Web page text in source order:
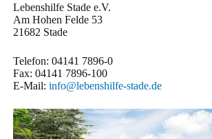
Lebenshilfe Stade e.V.
Am Hohen Felde 53
21682 Stade
Telefon: 04141 7896-0
Fax: 04141 7896-100
E-Mail: info@lebenshilfe-stade.de